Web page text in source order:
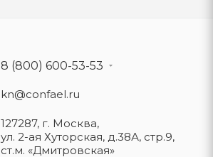
8 (800) 600-53-53
kn@confael.ru
127287, г. Москва,
ул. 2-ая Хуторская, д.38А, стр.9,
ст.м. «Дмитровская»